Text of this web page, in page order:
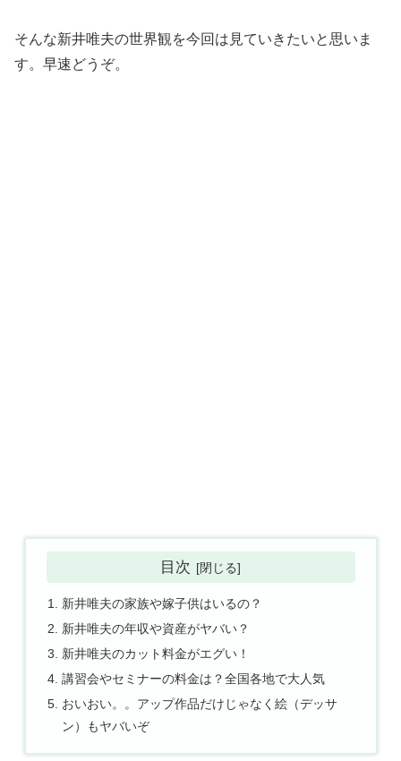
そんな新井唯夫の世界観を今回は見ていきたいと思いま
す。早速どうぞ。
目次
新井唯夫の家族や嫁子供はいるの？
新井唯夫の年収や資産がヤバい？
新井唯夫のカット料金がエグい！
講習会やセミナーの料金は？全国各地で大人気
おいおい。。アップ作品だけじゃなく絵（デッサ
ン）もヤバいぞ